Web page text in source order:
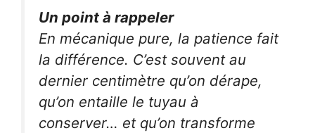
Un point à rappeler
En mécanique pure, la patience fait
la différence. C’est souvent au
dernier centimètre qu’on dérape,
qu’on entaille le tuyau à
conserver… et qu’on transforme